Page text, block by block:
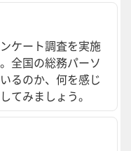
ケート調査を実施
全国の総務パーソ
るのか、何を感じ
てみましょう。